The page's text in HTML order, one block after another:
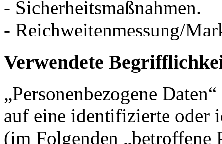
- Sicherheitsmaßnahmen.
- Reichweitenmessung/
Verwendete
„Personenbezogene
auf eine identifizierte oder
(im Folgenden „betroffene